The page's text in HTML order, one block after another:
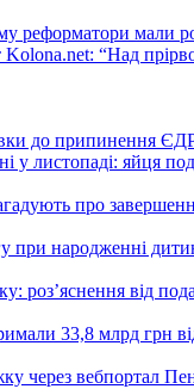
реформатори
“Над
до припинення
у листопаді: яйця
про
при народженні
роз’яснення від
33,8 млрд грн
через вебпортал